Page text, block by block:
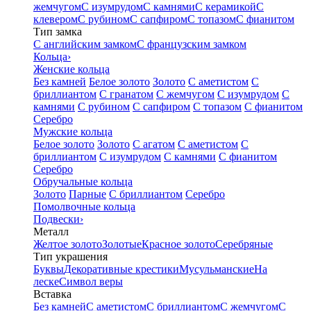
жемчугомС изумрудомС камнямиС керамикойС
клеверомС рубиномС сапфиромС топазомС фианитом
Тип замка
С английским замкомС французским замком
Кольца›
Женские кольца
Без камней Белое золото Золото С аметистом С
бриллиантом С гранатом С жемчугом С изумрудом С
камнями С рубином С сапфиром С топазом С фианитом
Серебро
Мужские кольца
Белое золото Золото С агатом С аметистом С
бриллиантом С изумрудом С камнями С фианитом
Серебро
Обручальные кольца
Золото Парные С бриллиантом Серебро
Помолвочные кольца
Подвески›
Металл
Желтое золотоЗолотыеКрасное золотоСеребряные
Тип украшения
БуквыДекоративные крестикиМусульманскиеНа
лескеСимвол веры
Вставка
Без камнейС аметистомС бриллиантомС жемчугомС